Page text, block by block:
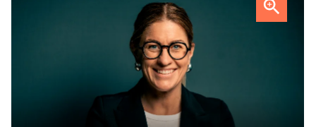
FOTO: Johanna Fond